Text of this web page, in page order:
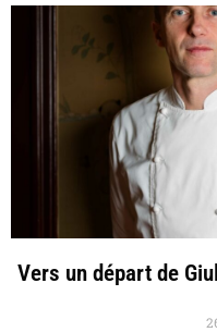
Vers un départ de